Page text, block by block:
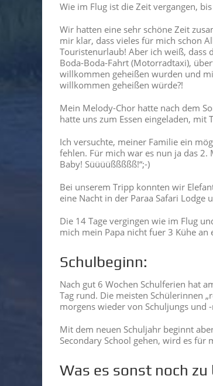
Wie im Flug ist die Zeit vergangen,
Wir hatten eine sehr schöne Zeit
mir klar, dass vieles für mich schon
Touristenurlaub! Aber ich weiß, dass
Boda-Boda-Fahrt (Motorradtaxi),
willkommen geheißen wurden und
willkommen geheißen würde?!
Mein Melody-Chor hatte nach dem
hatte uns zum Essen eingeladen, mit
Ich versuchte, meiner Familie ein
fehlen. Für mich war es nun ja das
Baby! Süüüüßßßßß!“;-)
Bei unserem Tripp konnten wir
eine Nacht in der Paraa Safari
Die 14 Tage vergingen wie im Flug
mich mein Papa nicht fuer 3 Kühe
Schulbeginn:
Nach gut 6 Wochen Schulferien hat
Tag rund. Die meisten Schülerinnen
morgens wieder von Schuljungs und
Mit dem neuen Schuljahr beginnt
Secondary School gehen, wird es für
Was es sonst noch